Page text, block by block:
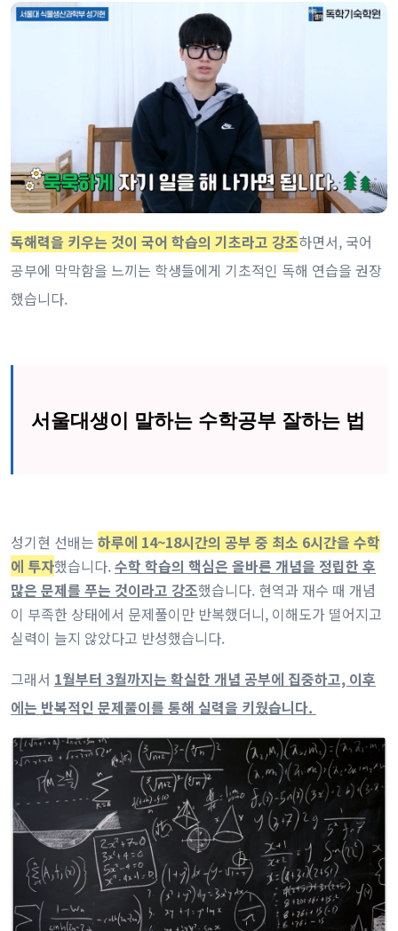
독해력을 키우는 것이 국어 학습의 기초라고 강조하면서, 국어
공부에 막막함을 느끼는 학생들에게 기초적인 독해 연습을 권장
했습니다.
서울대생이 말하는 수학공부 잘하는 법
성기현 선배는 하루에 14~18시간의 공부 중 최소 6시간을 수학
에 투자했습니다.수학 학습의 핵심은 올바른 개념을 정립한 후
많은 문제를 푸는 것이라고 강조했습니다. 현역과 재수 때 개념
이 부족한 상태에서 문제풀이만 반복했더니, 이해도가 떨어지고
실력이 늘지 않았다고 반성했습니다.
그래서 1월부터 3월까지는 확실한 개념 공부에 집중하고, 이후
에는 반복적인 문제풀이를 통해 실력을 키웠습니다.